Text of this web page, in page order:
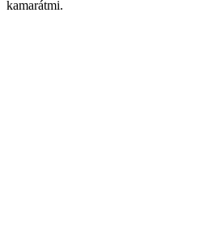
kamarátmi.